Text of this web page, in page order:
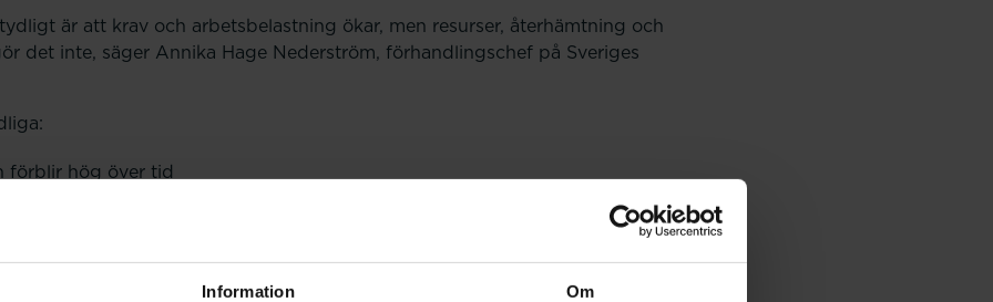
Information Om
är att krav och arbetsbelastning ökar, men resurser, återhämtning och
det inte, säger Annika Hage Nederström, förhandlingschef på Sveriges
förblir hög över tid
räcker inte till